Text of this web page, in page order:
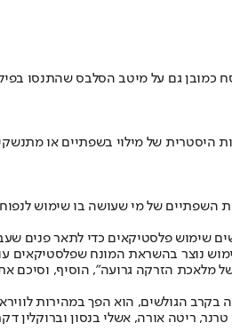
גם על מיטב הסלבס שהתנסו
היסטרית של מילוי בשפתיים או
השפתיים של מי שעושה בו שימוש
נוצר בהשראת המונח שפלסטיקאים
של מלאכת הזרקה גרועה", הוסיף,
בקרב הגולשים, הוא הפך במהירות
ריטה אורה, אשלי בנסון וברוקלין